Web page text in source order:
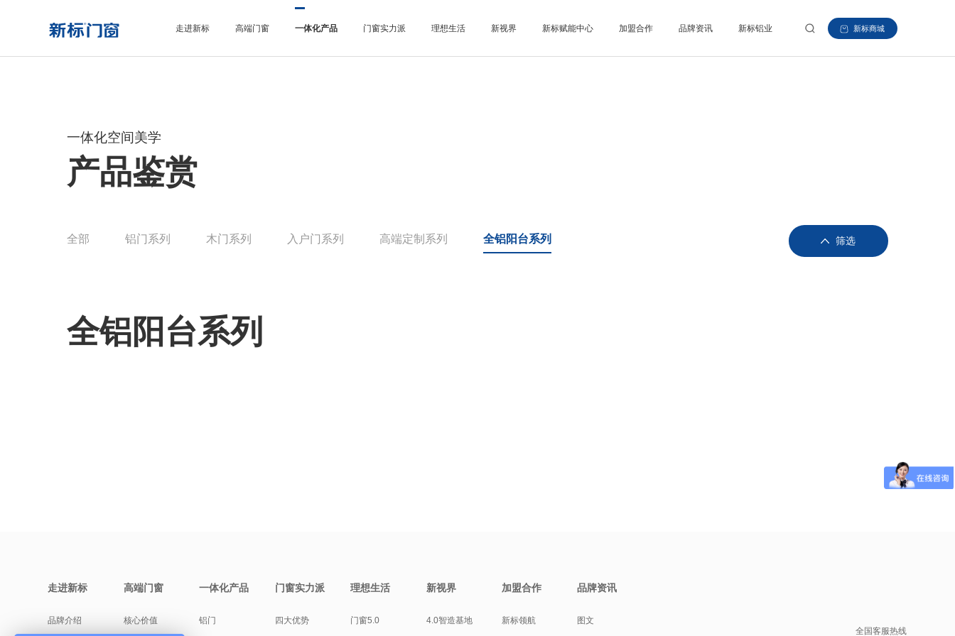
新标商城
走进新标 高端门窗 一体化产品 门窗实力派 理想生活 新视界 新标赋能中心 加盟合作 品牌资讯 新标铝业
一体化空间美学
产品鉴赏
全部 铝门系列 木门系列 入户门系列 高端定制系列 全铝阳台系列 筛选
全铝阳台系列
走进新标
品牌介绍
高端门窗
核心价值
一体化产品
铝门
门窗实力派
四大优势
理想生活
门窗5.0
新视界
4.0智造基地
加盟合作
新标领航
品牌资讯
图文
全国客服热线